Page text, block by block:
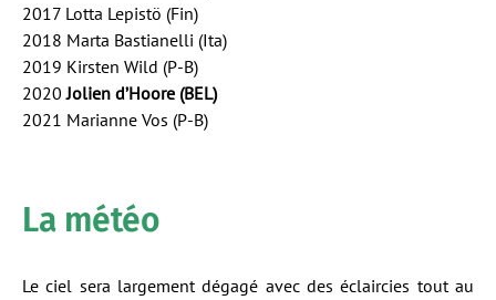
2017 Lotta Lepistö (Fin)
2018 Marta Bastianelli (Ita)
2019 Kirsten Wild (P-B)
2020Jolien d’Hoore (BEL)
2021 Marianne Vos (P-B)
La météo
Le ciel sera largement dégagé avec des éclaircies tout au